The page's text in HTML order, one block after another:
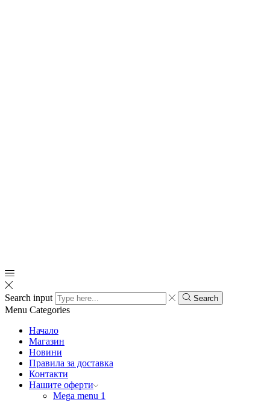
Search input Search
Menu Categories
Начало
Магазин
Новини
Правила за доставка
Контакти
Нашите оферти
Mega menu 1